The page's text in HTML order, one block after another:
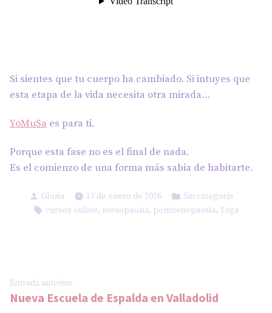
Si sientes que tu cuerpo ha cambiado. Si intuyes que
esta etapa de la vida necesita otra mirada…
YoMuSa es para ti.
Porque esta fase no es el final de nada.
Es el comienzo de una forma más sabia de habitarte.
Publicado
por
Gloria 17 de enero de 2026
Publicado
en
Sin categoría
Etiquetas:
cursos online, menopausia, perimenopausia, Yoga
Navegación
de
Entrada anteriorEntrada
anterior:
Nueva Escuela de Espalda en Valladolid